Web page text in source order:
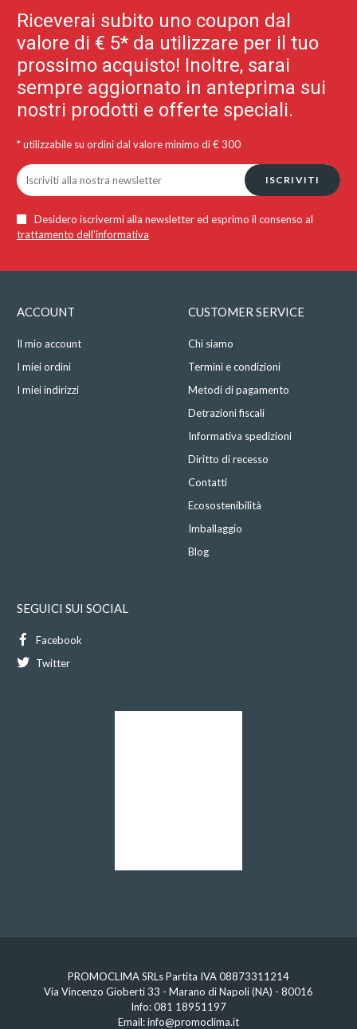
Riceverai subito uno coupon dal
valore di € 5* da utilizzare per il tuo
prossimo acquisto! Inoltre, sarai
sempre aggiornato in anteprima sui
nostri prodotti e offerte speciali.
* utilizzabile su ordini dal valore minimo di € 300
ISCRIVITI
Desidero iscrivermi alla newsletter ed esprimo il consenso al
trattamento dell'informativa
ACCOUNT
Il mio account
I miei ordini
I miei indirizzi
CUSTOMER SERVICE
Chi siamo
Termini e condizioni
Metodi di pagamento
Detrazioni fiscali
Informativa spedizioni
Diritto di recesso
Contatti
Ecosostenibilità
Imballaggio
Blog
SEGUICI SUI SOCIAL
Facebook
Twitter
PROMOCLIMA SRLs Partita IVA 08873311214
Via Vincenzo Gioberti 33 - Marano di Napoli (NA) - 80016
Info:081 18951197
Email:info@promoclima.it